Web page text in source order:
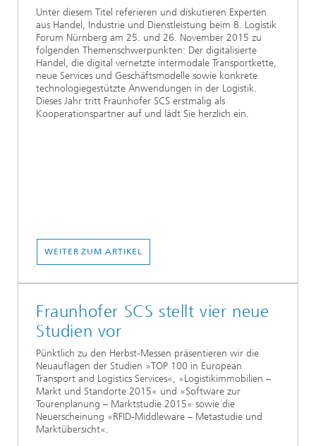
Unter diesem Titel referieren und diskutieren Experten
aus Handel, Industrie und Dienstleistung beim 8. Logistik
Forum Nürnberg am 25. und 26. November 2015 zu
folgenden Themenschwerpunkten: Der digitalisierte
Handel, die digital vernetzte intermodale Transportkette,
neue Services und Geschäftsmodelle sowie konkrete
technologiegestützte Anwendungen in der Logistik.
Dieses Jahr tritt Fraunhofer SCS erstmalig als
Kooperationspartner auf und lädt Sie herzlich ein.
WEITER ZUM ARTIKEL
Fraunhofer SCS stellt vier neue
Studien vor
Pünktlich zu den Herbst-Messen präsentieren wir die
Neuauflagen der Studien »TOP 100 in European
Transport and Logistics Services«, »Logistikimmobilien –
Markt und Standorte 2015« und »Software zur
Tourenplanung – Marktstudie 2015« sowie die
Neuerscheinung »RFID-Middleware – Metastudie und
Marktübersicht«.